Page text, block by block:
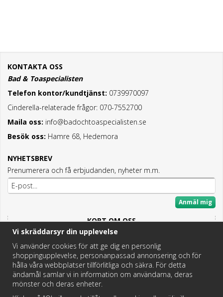
KONTAKTA OSS
Bad & Toaspecialisten
Telefon kontor/kundtjänst: 0739970097
Cinderella-relaterade frågor: 070-7552700
Maila oss: info@badochtoaspecialisten.se
Besök oss: Hamre 68, Hedemora
NYHETSBREV
Prenumerera och få erbjudanden, nyheter m.m.
Anmäl mig
KORT OM OSS
Här hittar du det bästa och mesta inom Badrum,
Fritidstoaletter och VVS.
Butik i Hedemora.
Vi hjälper dig hitta rätt reservdel!
Vi skräddarsyr din upplevelse
Vi använder cookies för att ge dig en personlig
shoppingupplevelse, personanpassad annonsering och för
hålla våra webbplatser tillförlitliga och säkra. För detta
ändamål samlar vi in information om användarna, deras
mönster och deras enheter.